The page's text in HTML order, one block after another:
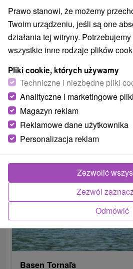
Gemerka wiosna
Banskobystrický kraj -
Basen Tornaľa
Prawo stanowi, że możemy
Twoim urządzeniu, jeśli są one
działania tej witryny.
wszystkie inne rodzaje plików
Pliki cookie, których używamy
Techniczne i niezbędne pliki
Analityczne i marketingowe
Magazyn reklam
Reklamowe dane użytkownika
Personalizacja reklam
Odmówić
Zezwól
Zezwolić